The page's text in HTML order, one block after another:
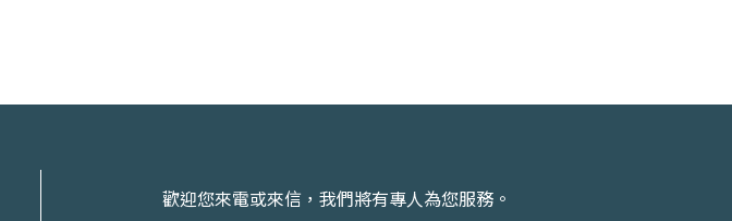
歡迎您來電或來信，我們將有專人為您服務。